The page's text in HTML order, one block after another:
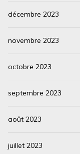
décembre 2023
novembre 2023
octobre 2023
septembre 2023
août 2023
juillet 2023